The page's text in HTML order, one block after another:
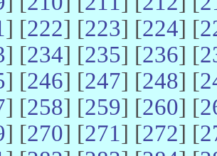
] [222] [223] [224] [
] [234] [235] [236] [
] [246] [247] [248] [
] [258] [259] [260] [
] [270] [271] [272] [